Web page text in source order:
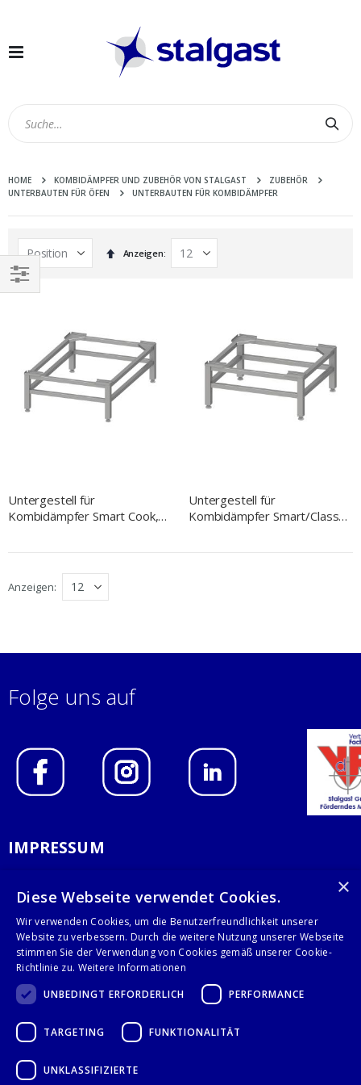
Navigation
HOME KOMBIDÄMPFER UND ZUBEHÖR VON STALGAST
ZUBEHÖR
UNTERBAUTEN FÜR ÖFEN
UNTERBAUTEN FÜR KOMBIDÄMPFER
In
absteigender
Anzeigen
Untergestell für
Kombidämpfer Smart Cook,
Untergestell für
Kombidämpfer Smart/Classic
Anzeigen
EINKAUFEN
Folge uns auf
IMPRESSUM
AGB
KONTAKT
Stalgast GmbH
28359 Bremen
+49 421 408844-0
×
Diese Webseite verwendet Cookies.
Wir verwenden Cookies, um die Benutzerfreundlichkeit unserer
Website zu verbessern. Durch die weitere Nutzung unserer Webseite
stimmen Sie der Verwendung von Cookies gemäß unserer Cookie-
Richtlinie zu. Weitere Informationen
UNBEDINGT ERFORDERLICH
PERFORMANCE
TARGETING FUNKTIONALITÄT
UNKLASSIFIZIERTE